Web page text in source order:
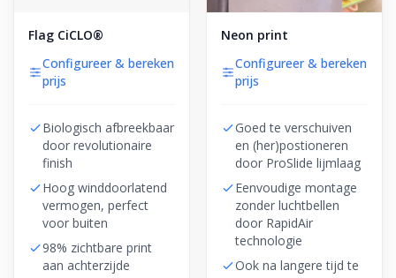
Flag CiCLO®
Configureer & bereken
prijs
Biologisch afbreekbaar
door revolutionaire
finish
Hoog winddoorlatend
vermogen, perfect
voor buiten
98% zichtbare print
aan achterzijde
Neon print
Configureer & bereken
prijs
Goed te verschuiven
en (her)postioneren
door ProSlide lijmlaag
Eenvoudige montage
zonder luchtbellen
door RapidAir
technologie
Ook na langere tijd te